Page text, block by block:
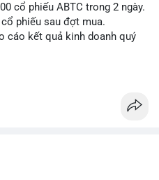
cổ phiếu ABTC trong 2 ngày.
phiếu sau đợt mua.
cáo kết quả kinh doanh quý